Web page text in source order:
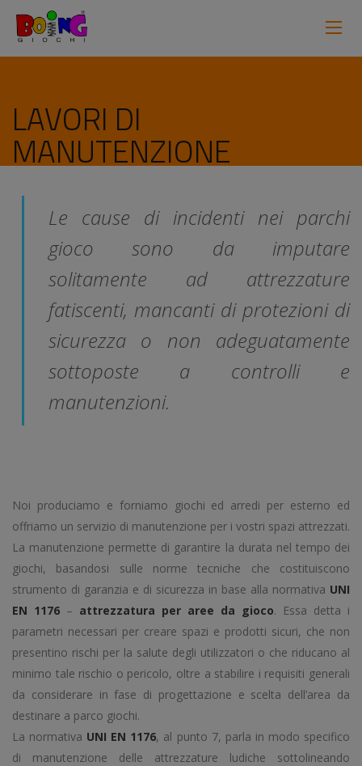
LAVORI DI
MANUTENZIONE
Le cause di incidenti nei parchi
gioco sono da imputare
solitamente ad attrezzature
fatiscenti, mancanti di protezioni di
sicurezza o non adeguatamente
sottoposte a controlli e
manutenzioni.
Noi produciamo e forniamo giochi ed arredi per esterno ed
offriamo un servizio di manutenzione per i vostri spazi attrezzati.
La manutenzione permette di garantire la durata nel tempo dei
giochi, basandosi sulle norme tecniche che costituiscono
strumento di garanzia e di sicurezza in base alla normativa UNI
EN 1176 – attrezzatura per aree da gioco. Essa detta i
parametri necessari per creare spazi e prodotti sicuri, che non
presentino rischi per la salute degli utilizzatori o che riducano al
minimo tale rischio o pericolo, oltre a stabilire i requisiti generali
da considerare in fase di progettazione e scelta dell’area da
destinare a parco giochi.
La normativa UNI EN 1176, al punto 7, parla in modo specifico
di manutenzione delle attrezzature ludiche sottolineando